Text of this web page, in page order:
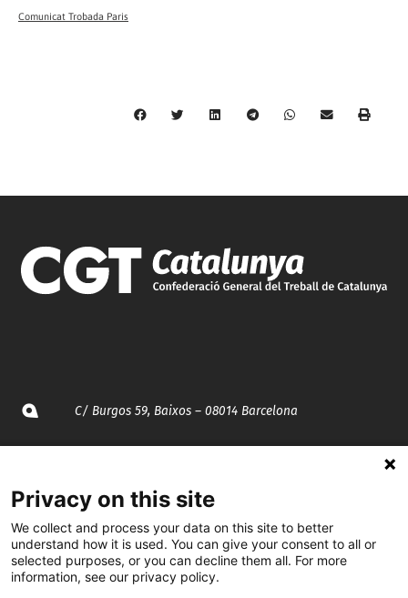
Comunicat Trobada Paris
C/ Burgos 59, Baixos – 08014 Barcelona
935 120 481
@CGTCatalunya
Privacy on this site
We collect and process your data on this site to better
understand how it is used. You can give your consent to all or
selected purposes, or you can decline them all. For more
information, see our privacy policy.